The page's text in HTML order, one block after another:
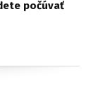
počúvať